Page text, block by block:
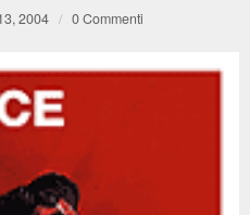
2004 / 0 Commenti